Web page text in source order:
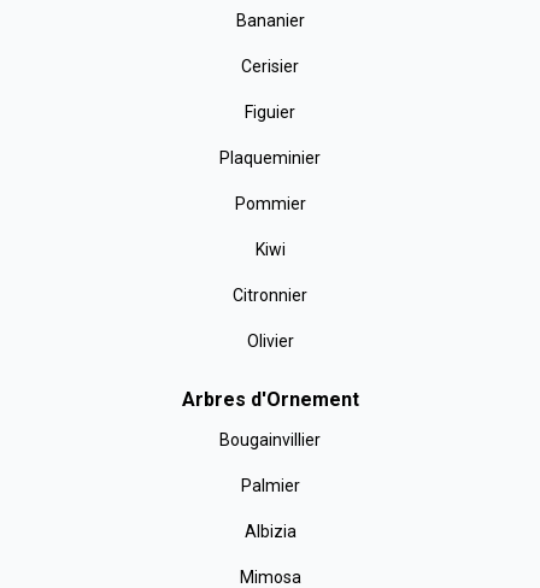
Bananier
Cerisier
Figuier
Plaqueminier
Pommier
Kiwi
Citronnier
Olivier
Arbres d'Ornement
Bougainvillier
Palmier
Albizia
Mimosa